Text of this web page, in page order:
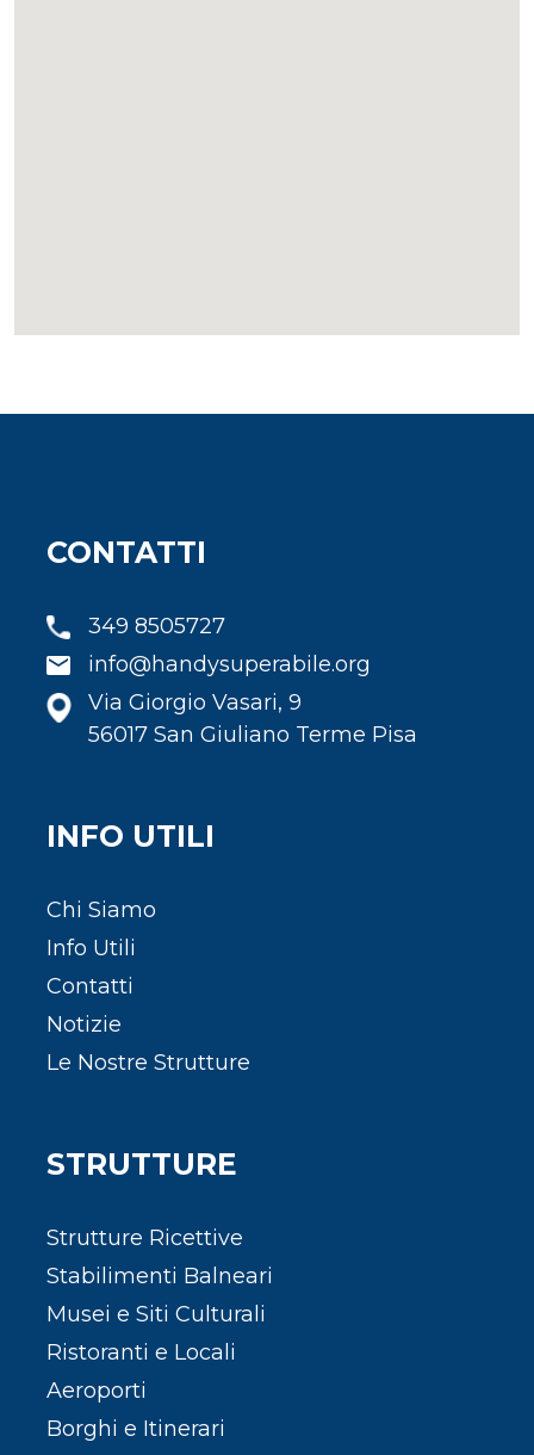
CONTATTI
349 8505727
info@handysuperabile.org
Via Giorgio Vasari, 9
56017 San Giuliano Terme Pisa
INFO UTILI
Chi Siamo
Info Utili
Contatti
Notizie
Le Nostre Strutture
STRUTTURE
Strutture Ricettive
Stabilimenti Balneari
Musei e Siti Culturali
Ristoranti e Locali
Aeroporti
Borghi e Itinerari